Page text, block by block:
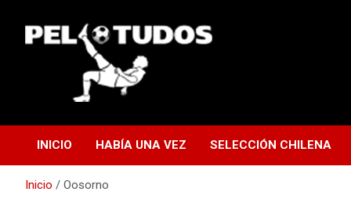
contenido
INICIO HABÍA UNA VEZ SELECCIÓN CHILENA
Inicio Oosorno